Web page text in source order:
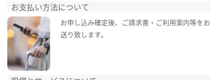
お支払い方法について
お申し込み確定後、ご請求書・ご利用案内等をお
送り致します。